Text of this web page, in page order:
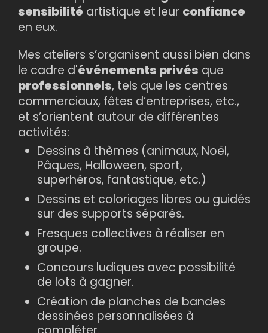
sensibilité artistique et leur confiance
en eux.
Mes ateliers s’organisent aussi bien dans
le cadre d'événements privés que
professionnels, tels que les centres
commerciaux, fêtes d’entreprises, etc.,
et s’orientent autour de différentes
activités:
Dessins à thèmes (animaux, Noël,
Pâques, Halloween, sport,
superhéros, fantastique, etc.)
Dessins et coloriages libres ou guidés
sur des supports séparés.
Fresques collectives à réaliser en
groupe.
Concours ludiques avec possibilité
de lots à gagner.
Création de planches de bandes
dessinées personnalisées à